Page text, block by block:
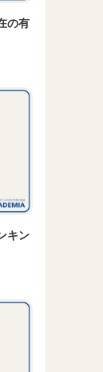
の有
キン